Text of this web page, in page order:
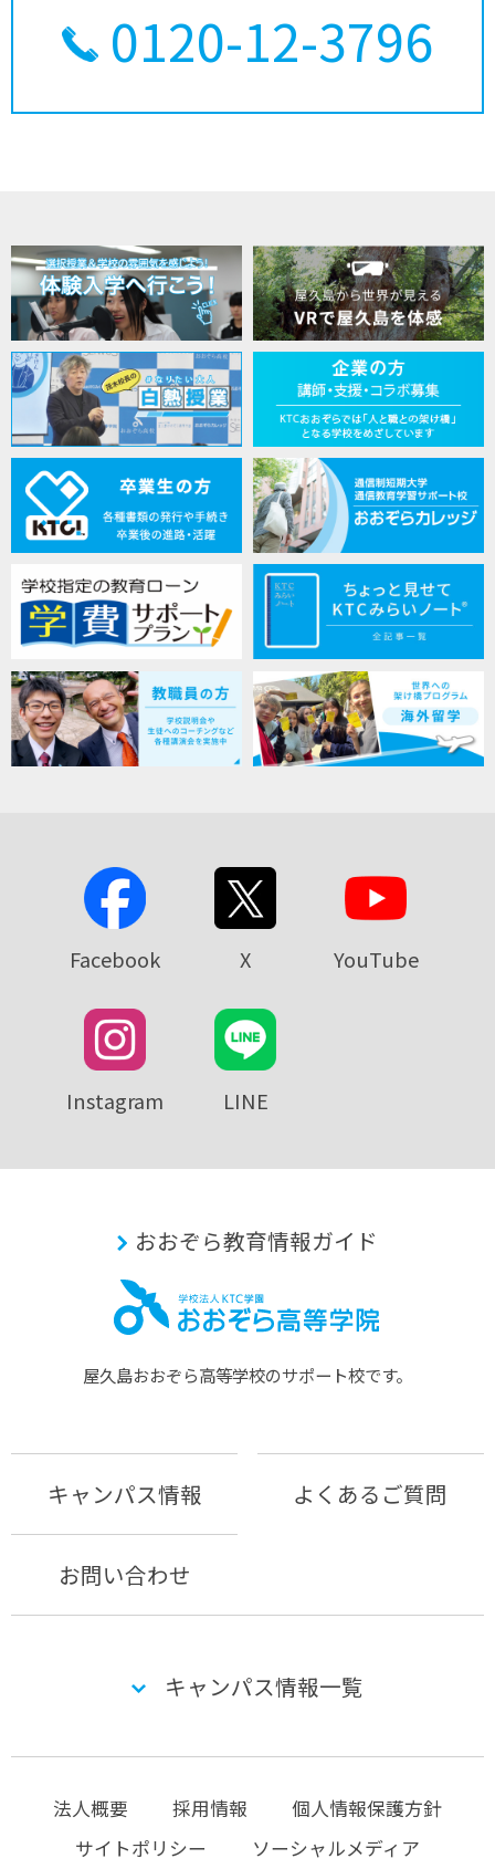
0120-12-3796
Facebook X YouTube
Instagram LINE
おおぞら教育情報ガイド
屋久島おおぞら⾼等学校のサポート校です。
キャンパス情報 よくあるご質問
お問い合わせ
キャンパス情報一覧
法人概要 採用情報
個人情報保護方針
サイトポリシー
ソーシャルメディア